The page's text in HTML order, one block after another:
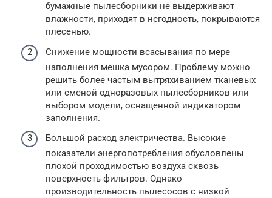
бумажные пылесборники не выдерживают
влажности, приходят в негодность, покрываются
плесенью.
Снижение мощности всасывания по мере
наполнения мешка мусором. Проблему можно
решить более частым вытряхиванием тканевых
или сменой одноразовых пылесборников или
выбором модели, оснащенной индикатором
заполнения.
Большой расход электричества. Высокие
показатели энергопотребления обусловлены
плохой проходимостью воздуха сквозь
поверхность фильтров. Однако
производительность пылесосов с низкой